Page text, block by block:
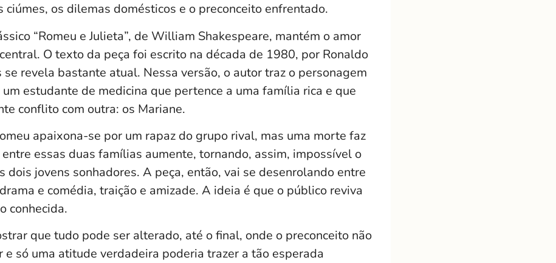
ciúmes, os dilemas domésticos e o preconceito enfrentado.
“Romeu e Julieta”, de William Shakespeare, mantém o amor
O texto da peça foi escrito na década de 1980, por Ronaldo
se revela bastante atual. Nessa versão, o autor traz o personagem
um estudante de medicina que pertence a uma família rica e que
conflito com outra: os Mariane.
apaixona-se por um rapaz do grupo rival, mas uma morte faz
essas duas famílias aumente, tornando, assim, impossível o
dois jovens sonhadores. A peça, então, vai se desenrolando entre
e comédia, traição e amizade. A ideia é que o público reviva
conhecida.
que tudo pode ser alterado, até o final, onde o preconceito não
e só uma atitude verdadeira poderia trazer a tão esperada